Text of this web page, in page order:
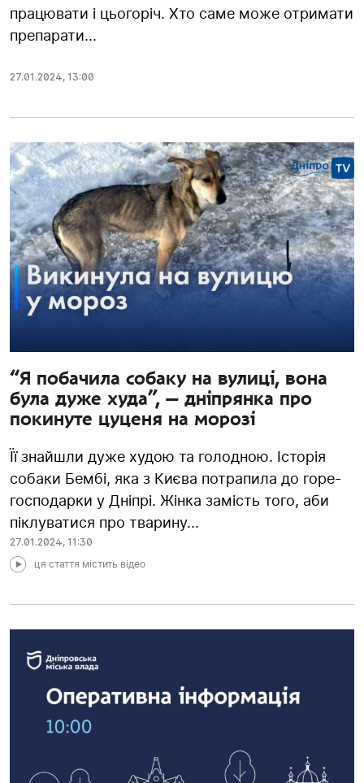
працювати і цьогоріч. Хто саме може отримати
препарати...
27.01.2024, 13:00
“Я побачила собаку на вулиці, вона
була дуже худа”, — дніпрянка про
покинуте цуценя на морозі
Її знайшли дуже худою та голодною. Історія
собаки Бембі, яка з Києва потрапила до горе-
господарки у Дніпрі. Жінка замість того, аби
піклуватися про тварину...
27.01.2024, 11:30
ця стаття містить відео